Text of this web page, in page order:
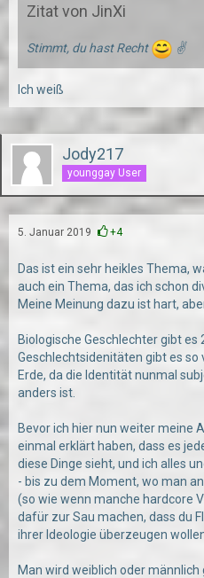
Zitat von JinXi
Stimmt, du hast Recht ✌
Ich weiß
Jody217
younggay User
5. Januar 2019 +4
Das ist ein sehr heikles Thema,
auch ein Thema, das ich schon
Meine Meinung dazu ist hart,
Biologische Geschlechter gibt es
Geschlechtsidenitäten gibt es
Erde, da die Identität nunmal
anders ist.
Bevor ich hier nun weiter meine
einmal erklärt haben, dass es
diese Dinge sieht, und ich alles
- bis zu dem Moment, wo man
(so wie wenn manche hardcore
dafür zur Sau machen, dass du
ihrer Ideologie überzeugen
Man wird weiblich oder